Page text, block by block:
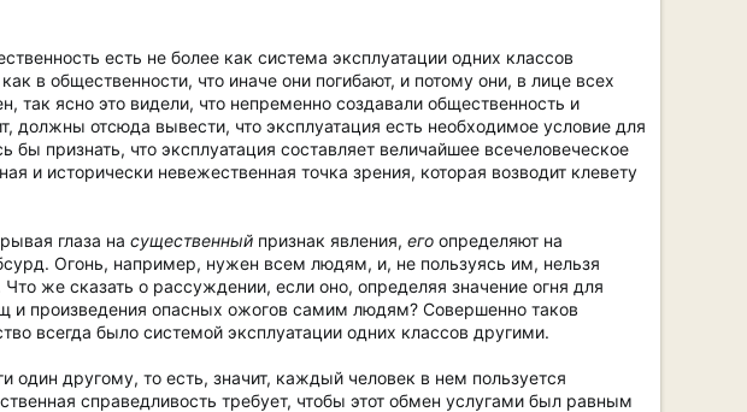
есть не более как система эксплуатации одних классов
в общественности, что иначе они погибают, и потому они, в лице всех
так ясно это видели, что непременно создавали общественность и
должны отсюда вывести, что эксплуатация есть необходимое условие для
признать, что эксплуатация составляет величайшее всечеловеческое
и исторически невежественная точка зрения, которая возводит клевету
глаза на существенный признак явления, его определяют на
Огонь, например, нужен всем людям, и, не пользуясь им, нельзя
же сказать о рассуждении, если оно, определяя значение огня для
и произведения опасных ожогов самим людям? Совершенно таков
всегда было системой эксплуатации одних классов другими.
другому, то есть, значит, каждый человек в нем пользуется
справедливость требует, чтобы этот обмен услугами был равным